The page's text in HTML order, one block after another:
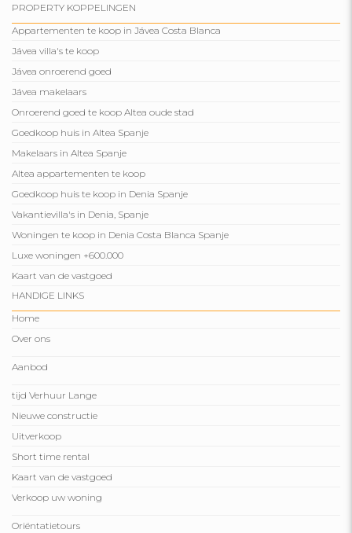
PROPERTY KOPPELINGEN
Appartementen te koop in Jávea Costa Blanca
Jávea villa's te koop
Jávea onroerend goed
Jávea makelaars
Onroerend goed te koop Altea oude stad
Goedkoop huis in Altea Spanje
Makelaars in Altea Spanje
Altea appartementen te koop
Goedkoop huis te koop in Denia Spanje
Vakantievilla's in Denia, Spanje
Woningen te koop in Denia Costa Blanca Spanje
Luxe woningen +600.000
Kaart van de vastgoed
HANDIGE LINKS
Home
Over ons
Aanbod
tijd Verhuur Lange
Nieuwe constructie
Uitverkoop
Short time rental
Kaart van de vastgoed
Verkoop uw woning
Oriëntatietours